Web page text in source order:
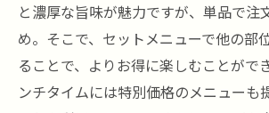
と濃厚な旨味が魅力ですが、単品で注
め。そこで、セットメニューで他の部
ることで、よりお得に楽しむことがで
ンチタイムには特別価格のメニューも